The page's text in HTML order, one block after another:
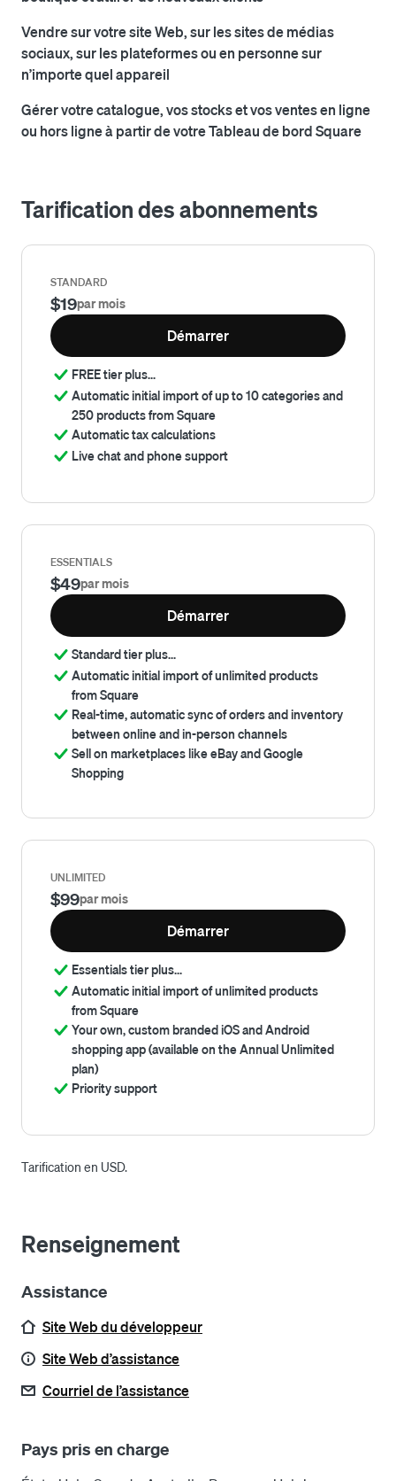
Vendre sur votre site Web, sur les sites de médias
sociaux, sur les plateformes ou en personne sur
n’importe quel appareil
Gérer votre catalogue, vos stocks et vos ventes en ligne
ou hors ligne à partir de votre Tableau de bord Square
Tarification des abonnements
STANDARD
$19par mois
Démarrer
FREE tier plus...
Automatic initial import of up to 10 categories and
250 products from Square
Automatic tax calculations
Live chat and phone support
ESSENTIALS
$49par mois
Démarrer
Standard tier plus...
Automatic initial import of unlimited products
from Square
Real-time, automatic sync of orders and inventory
between online and in-person channels
Sell on marketplaces like eBay and Google
Shopping
UNLIMITED
$99par mois
Démarrer
Essentials tier plus...
Automatic initial import of unlimited products
from Square
Your own, custom branded iOS and Android
shopping app (available on the Annual Unlimited
plan)
Priority support
Tarification en USD.
Renseignement
Assistance
Site Web du développeur
Site Web d’assistance
Courriel de l’assistance
Pays pris en charge